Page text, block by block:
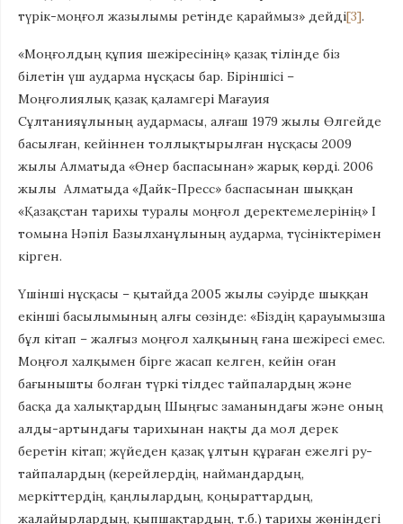
түрік-моңғол жазылымы ретінде қараймыз» дейді[3].
«Моңғолдың құпия шежіресінің» қазақ тілінде біз
білетін үш аударма нұсқасы бар. Біріншісі –
Моңғолиялық қазақ қаламгері Мағауия
Сұлтанияұлының аудармасы, алғаш 1979 жылы Өлгейде
басылған, кейіннен толлықтырылған нұсқасы 2009
жылы Алматыда «Өнер баспасынан» жарық көрді. 2006
жылы Алматыда «Дайк-Пресс» баспасынан шыққан
«Қазақстан тарихы туралы моңғол деректемелерінің» I
томына Нәпіл Базылханұлының аударма, түсініктерімен
кірген.
Үшінші нұсқасы – қытайда 2005 жылы сәуірде шыққан
екінші басылымының алғы сөзінде: «Біздің қарауымызша
бұл кітап – жалғыз моңғол халқының ғана шежіресі емес.
Моңғол халқымен бірге жасап келген, кейін оған
бағынышты болған түркі тілдес тайпалардың және
басқа да халықтардың Шыңғыс заманындағы және оның
алды-артындағы тарихынан нақты да мол дерек
беретін кітап; жүйеден қазақ ұлтын құраған ежелгі ру-
тайпалардың (керейлердің, наймандардың,
меркіттердің, қаңлылардың, қоңыраттардың,
жалайырлардың, қыпшақтардың, т.б.) тарихы жөніндегі